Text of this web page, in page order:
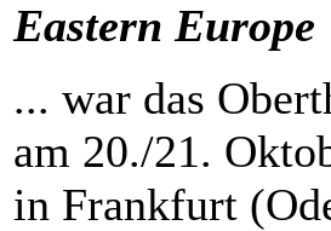
Eastern Europe
... war das
am 20./21.
in Frankfurt